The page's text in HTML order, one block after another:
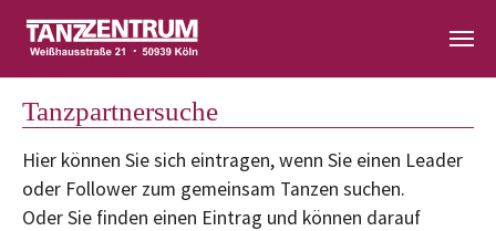
Tanzpartnersuche
Hier können Sie sich eintragen, wenn Sie einen Leader
oder Follower zum gemeinsam Tanzen suchen.
Oder Sie finden einen Eintrag und können darauf